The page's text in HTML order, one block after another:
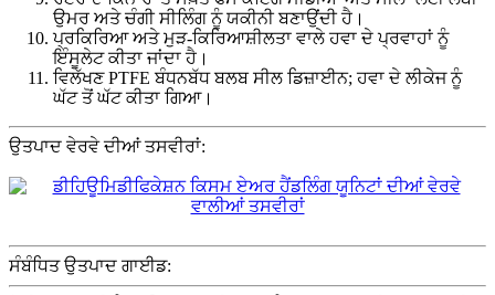
ਉਮਰ ਅਤੇ ਚੰਗੀ ਸੀਲਿੰਗ ਨੂੰ ਯਕੀਨੀ ਬਣਾਉਂਦੀ ਹੈ।
ਪ੍ਰਕਿਰਿਆ ਅਤੇ ਮੁੜ-ਕਿਰਿਆਸ਼ੀਲਤਾ ਵਾਲੇ ਹਵਾ ਦੇ ਪ੍ਰਵਾਹਾਂ ਨੂੰ
ਇੰਸੂਲੇਟ ਕੀਤਾ ਜਾਂਦਾ ਹੈ।
ਵਿਲੱਖਣ PTFE ਬੰਧਨਬੱਧ ਬਲਬ ਸੀਲ ਡਿਜ਼ਾਈਨ; ਹਵਾ ਦੇ ਲੀਕੇਜ ਨੂੰ
ਘੱਟ ਤੋਂ ਘੱਟ ਕੀਤਾ ਗਿਆ।
ਉਤਪਾਦ ਵੇਰਵੇ ਦੀਆਂ ਤਸਵੀਰਾਂ:
ਸੰਬੰਧਿਤ ਉਤਪਾਦ ਗਾਈਡ: